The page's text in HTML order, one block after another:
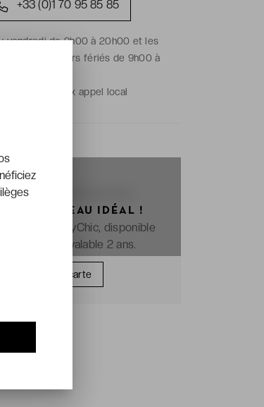
+33 (0)1 70 95 85 85
vendredi de 9h00 à 20h00 et les
et jours fériés de 9h00 à
prix appel local
LE CADEAU IDÉAL !
cadeau VeryChic, disponible
et valable 2 ans.
Offrir une carte